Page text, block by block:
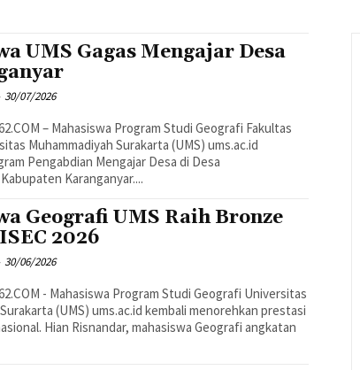
UMS Gagas Mengajar Desa
30/07/2026
– Mahasiswa Program Studi Geografi Fakultas
Muhammadiyah Surakarta (UMS) ums.ac.id
Pengabdian Mengajar Desa di Desa
Karanganyar....
Geografi UMS Raih Bronze
2026
30/06/2026
- Mahasiswa Program Studi Geografi Universitas
(UMS) ums.ac.id kembali menorehkan prestasi
Hian Risnandar, mahasiswa Geografi angkatan